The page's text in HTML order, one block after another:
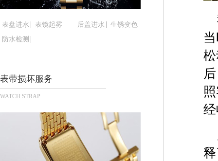
唐山市路南区新华东道100号万达广场写字楼A座
台州市椒江区东海大道1800号腾达中心东1幢20楼
内蒙古自治区呼和浩特市玉泉区大学西街70号华
甘肃省兰州市七里河区西津西路16号兰州中心写
重庆市解放碑渝中区民权路28号英利国际金融中
黑龙江省大庆市萨尔图区会战大街腕表时光售后
黑龙江省鹤岗市向阳区红军路腕表时光售后服务中
黑龙江省黑河市爱辉区中央街腕表时光售后服务中
黑龙江省鸡西市鸡冠区红军路腕表时光售后服务中
黑龙江省佳木斯市向阳区长安路腕表时光售后服务
黑龙江省牡丹江市东安区太平路腕表时光售后服务
黑龙江省七台河市桃山区大同街腕表时光售后服务
表盘进水 表镜起雾 后盖进水
生锈变色
防水检测
表带损坏服务
WATCH STRAP